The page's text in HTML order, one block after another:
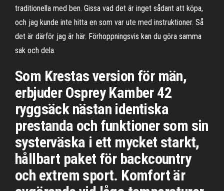
traditionella med ben. Gissa vad det är inget sådant att köpa,
och jag kunde inte hitta en som var ute med instruktioner. Så
det är därför jag är här. Förhoppningsvis kan du göra samma
sak och dela.
Som Krestas version för män,
erbjuder Osprey Kamber 42
ryggsäck nästan identiska
prestanda och funktioner som sin
systerväska i ett mycket starkt,
hållbart paket för backcountry
och extrem sport. Komfort är